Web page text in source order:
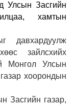
Улсын Засгийн
хамтын
давхардуулж
зайлсхийх
Монгол Улсын
хоорондын
Засгийн газар,